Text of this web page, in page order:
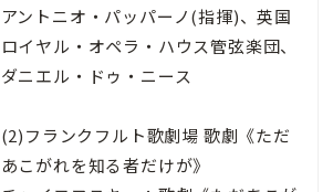
アントニオ・パッパーノ(指揮)、英国
ロイヤル・オペラ・ハウス管弦楽団、
ダニエル・ドゥ・ニース
(2)フランクフルト歌劇場 歌劇《ただ
あこがれを知る者だけが》